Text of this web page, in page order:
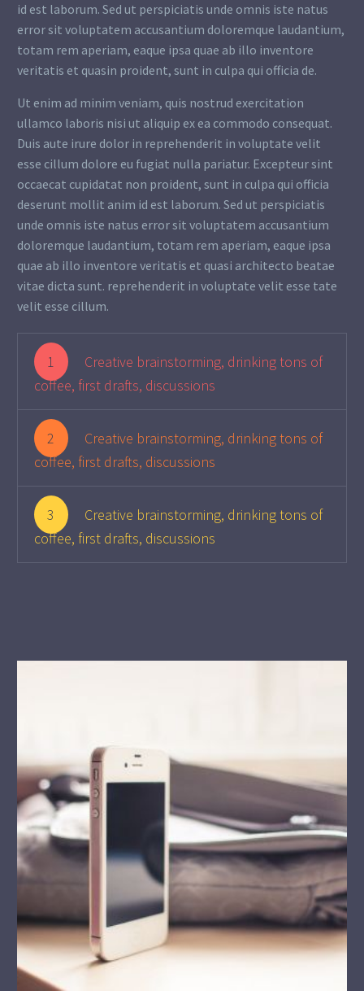
id est laborum. Sed ut perspiciatis unde omnis iste natus
error sit voluptatem accusantium doloremque laudantium,
totam rem aperiam, eaque ipsa quae ab illo inventore
veritatis et quasin proident, sunt in culpa qui officia de.
Ut enim ad minim veniam, quis nostrud exercitation
ullamco laboris nisi ut aliquip ex ea commodo consequat.
Duis aute irure dolor in reprehenderit in voluptate velit
esse cillum dolore eu fugiat nulla pariatur. Excepteur sint
occaecat cupidatat non proident, sunt in culpa qui officia
deserunt mollit anim id est laborum. Sed ut perspiciatis
unde omnis iste natus error sit voluptatem accusantium
doloremque laudantium, totam rem aperiam, eaque ipsa
quae ab illo inventore veritatis et quasi architecto beatae
vitae dicta sunt. reprehenderit in voluptate velit esse tate
velit esse cillum.
1
Creative brainstorming, drinking tons of
coffee, first drafts, discussions
2
Creative brainstorming, drinking tons of
coffee, first drafts, discussions
3
Creative brainstorming, drinking tons of
coffee, first drafts, discussions